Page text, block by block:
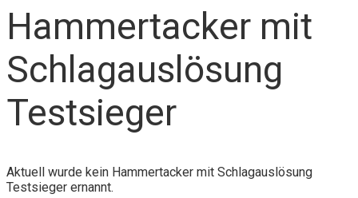
Hammertacker mit
Schlagauslösung
Testsieger
Aktuell wurde kein Hammertacker mit Schlagauslösung
Testsieger ernannt.